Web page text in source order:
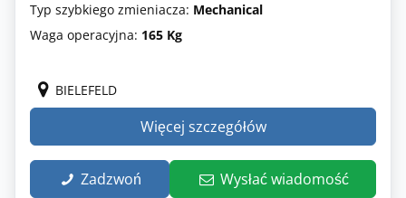
Typ szybkiego zmieniacza: Mechanical
Waga operacyjna: 165 Kg
BIELEFELD
Więcej szczegółów
Zadzwoń Wysłać wiadomość